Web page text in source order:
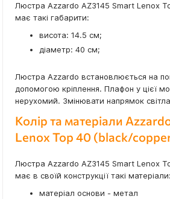
Люстра Azzardo AZ3145 Smart Lenox
має такі габарити:
висота: 14.5 см;
діаметр: 40 см;
Люстра Azzardo встановлюється на
допомогою кріплення. Плафон у цієї
нерухомий. Змінювати напрямок
Колір та матеріали
Lenox Top 40 (black/
Люстра Azzardo AZ3145 Smart Lenox
має в своїй конструкції такі матеріали:
матеріал основи - метал